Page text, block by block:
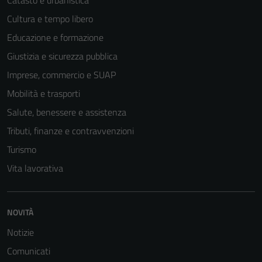
Cultura e tempo libero
Educazione e formazione
Giustizia e sicurezza pubblica
Imprese, commercio e SUAP
Mobilità e trasporti
Salute, benessere e assistenza
Tributi, finanze e contravvenzioni
Turismo
Vita lavorativa
NOVITÀ
Notizie
Comunicati